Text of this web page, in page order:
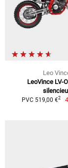
Leo
LeoVince LV-
PVC 519,00 €2